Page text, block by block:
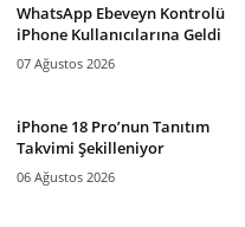
WhatsApp Ebeveyn Kontrolü
iPhone Kullanıcılarına Geldi
07 Ağustos 2026
iPhone 18 Pro’nun Tanıtım
Takvimi Şekilleniyor
06 Ağustos 2026